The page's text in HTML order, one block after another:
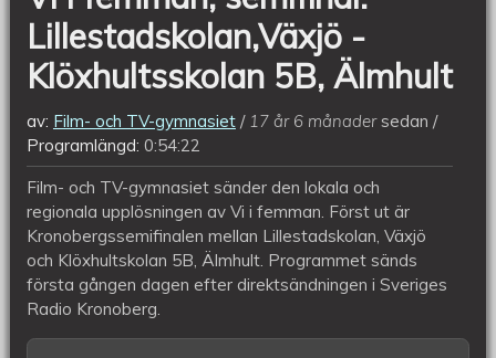
Älmhult
Lillestadskolan,Växjö -
Klöxhultsskolan 5B, Älmhult
av: Film- och TV-gymnasiet 17 år 6 månadersedan
Programlängd: 0:54:22
Film- och TV-gymnasiet sänder den lokala och
regionala upplösningen av Vi i femman. Först ut är
Kronobergssemifinalen mellan Lillestadskolan, Växjö
och Klöxhultskolan 5B, Älmhult. Programmet sänds
första gången dagen efter direktsändningen i Sveriges
Radio Kronoberg.